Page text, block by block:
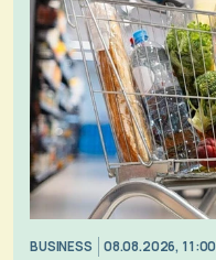
BUSINESS 08.08.2026, 11:00